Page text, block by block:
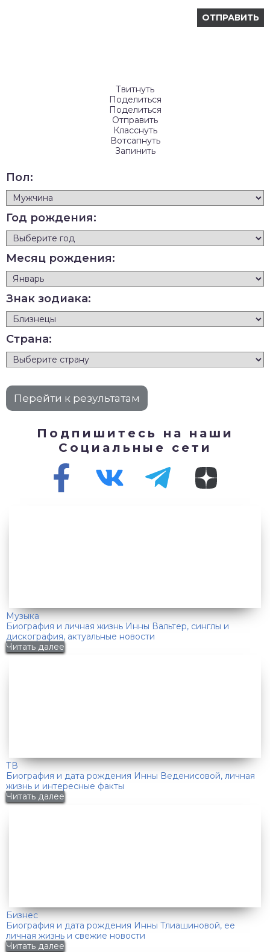
Твитнуть
Поделиться
Поделиться
Отправить
Класснуть
Вотсапнуть
Запинить
Пол:
Год рождения:
Месяц рождения:
Знак зодиака:
Страна:
Подпишитесь на наши
Социальные сети
Музыка
Биография и личная жизнь Инны Вальтер, синглы и
дискография, актуальные новости
Читать далее
ТВ
Биография и дата рождения Инны Веденисовой, личная
жизнь и интересные факты
Читать далее
Бизнес
Биография и дата рождения Инны Тлиашиновой, ее
личная жизнь и свежие новости
Читать далее